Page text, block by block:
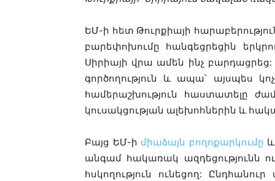
ԵՄ-ի հետ Թուրքիայի
բարեփոխումը հանգեցրեցին երկր
Սիրիայի վրա ամեն ինչ
գործողություն և ապա՝ այսպես
համերաշխություն հաստատելը
կուսակցության ալեխոհներին և
Բայց ԵՄ-ի միաձայն բողոքարկումը
անգամ հակառակ ազդեցությունն
հսկողություն ունեցող: